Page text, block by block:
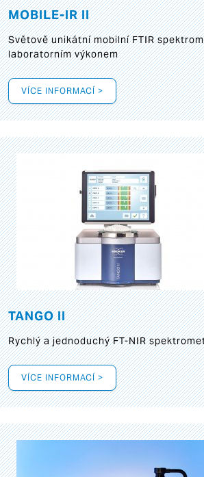
MOBILE-IR II
Světově unikátní mobilní FTIR
laboratorním výkonem
VÍCE INFORMACÍ >
TANGO II
Rychlý a jednoduchý FT-NIR
VÍCE INFORMACÍ >